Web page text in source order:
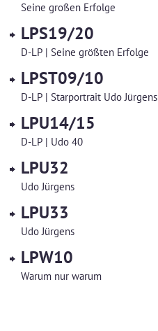
Seine großen Erfolge
LPS19/20
D-LP | Seine größten Erfolge
LPST09/10
D-LP | Starportrait Udo Jürgens
LPU14/15
D-LP | Udo 40
LPU32
Udo Jürgens
LPU33
Udo Jürgens
LPW10
Warum nur warum